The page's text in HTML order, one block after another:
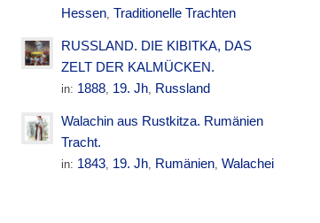
Hessen, Traditionelle Trachten
RUSSLAND. DIE KIBITKA, DAS
ZELT DER KALMÜCKEN.
in: 1888, 19. Jh, Russland
Walachin aus Rustkitza. Rumänien
Tracht.
in: 1843, 19. Jh, Rumänien,Walachei